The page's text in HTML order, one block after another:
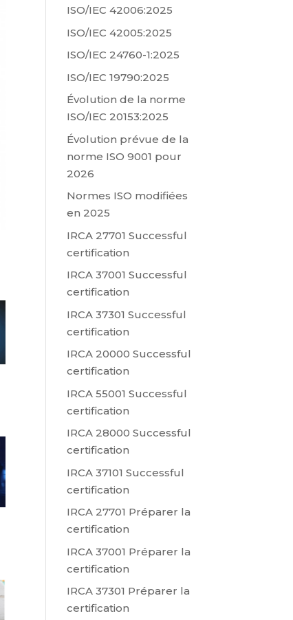
ISO/IEC 42006:2025
ISO/IEC 42005:2025
ISO/IEC 24760-1:2025
ISO/IEC 19790:2025
Évolution de la norme
ISO/IEC 20153:2025
Évolution prévue de la
norme ISO 9001 pour
2026
Normes ISO modifiées
en 2025
IRCA 27701 Successful
certification
IRCA 37001 Successful
certification
IRCA 37301 Successful
certification
IRCA 20000 Successful
certification
IRCA 55001 Successful
certification
IRCA 28000 Successful
certification
IRCA 37101 Successful
certification
IRCA 27701 Préparer la
certification
IRCA 37001 Préparer la
certification
IRCA 37301 Préparer la
certification